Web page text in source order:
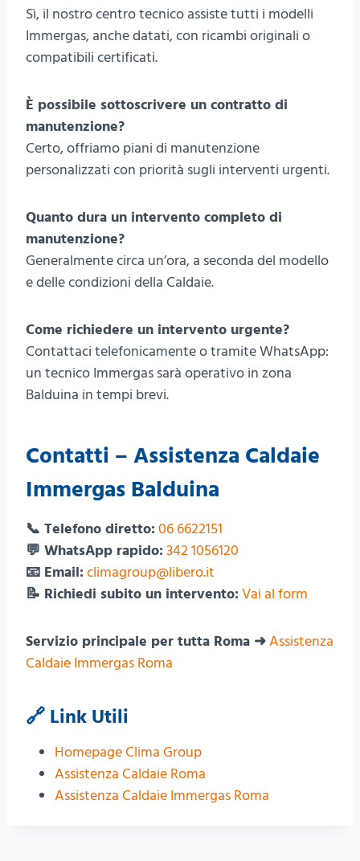
Sì, il nostro centro tecnico assiste tutti i modelli
Immergas, anche datati, con ricambi originali o
compatibili certificati.
È possibile sottoscrivere un contratto di
manutenzione?
Certo, offriamo piani di manutenzione
personalizzati con priorità sugli interventi urgenti.
Quanto dura un intervento completo di
manutenzione?
Generalmente circa un’ora, a seconda del modello
e delle condizioni della Caldaie.
Come richiedere un intervento urgente?
Contattaci telefonicamente o tramite WhatsApp:
un tecnico Immergas sarà operativo in zona
Balduina in tempi brevi.
Contatti – Assistenza Caldaie
Immergas Balduina
📞 Telefono diretto: 06 6622151
💬 WhatsApp rapido: 342 1056120
📧 Email: climagroup@libero.it
📝 Richiedi subito un intervento: Vai al form
Servizio principale per tutta Roma ➜Assistenza
Caldaie Immergas Roma
🔗 Link Utili
Homepage Clima Group
Assistenza Caldaie Roma
Assistenza Caldaie Immergas Roma